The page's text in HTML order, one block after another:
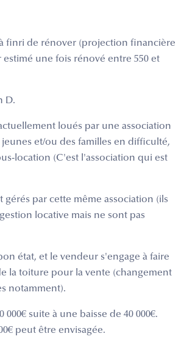
à finri de rénover (projection financière
estimé une fois rénové entre 550 et
D.
loués par une association
et/ou des familles en difficulté,
location (C'est l'association qui est
gérés par cette même association (ils
locative mais ne sont pas
état, et le vendeur s'engage à faire
la toiture pour la vente (changement
notamment).
000€ suite à une baisse de 40 000€.
peut être envisagée.